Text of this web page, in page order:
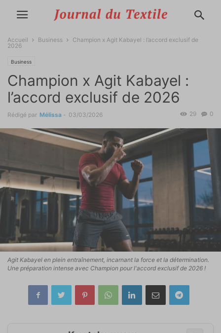
Accueil Business
Champion x Agit Kabayel : l’accord exclusif de
2026
Business
Champion x Agit Kabayel :
l’accord exclusif de 2026
Rédigé par Mélissa - 03/03/2026 0
29
Agit Kabayel en plein entraînement, incarnant la force et la détermination.
Une préparation intense avec Champion pour l'accord exclusif de 2026 !